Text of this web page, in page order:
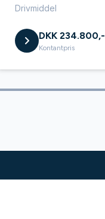
Drivmiddel
DKK 234.800,-
Kontantpris